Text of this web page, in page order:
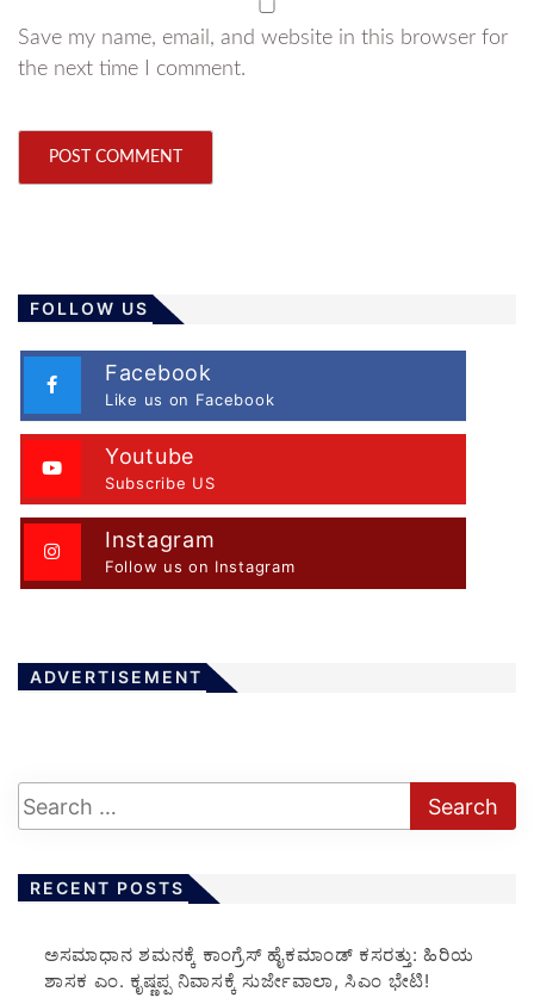
Save my name, email, and website in this browser for
the next time I comment.
FOLLOW US
Facebook
Like us on Facebook
Youtube
Subscribe US
Instagram
Follow us on Instagram
ADVERTISEMENT
RECENT POSTS
ಅಸಮಾಧಾನ ಶಮನಕ್ಕೆ ಕಾಂಗ್ರೆಸ್ ಹೈಕಮಾಂಡ್ ಕಸರತ್ತು: ಹಿರಿಯ
ಶಾಸಕ ಎಂ. ಕೃಷ್ಣಪ್ಪ ನಿವಾಸಕ್ಕೆ ಸುರ್ಜೇವಾಲಾ, ಸಿಎಂ ಭೇಟಿ!